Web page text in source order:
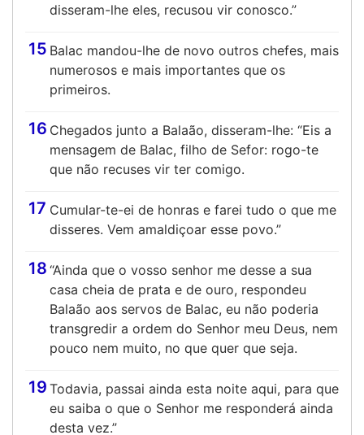
disseram-lhe eles, recusou vir conosco.”
15 Balac mandou-lhe de novo outros chefes, mais
numerosos e mais importantes que os
primeiros.
16 Chegados junto a Balaão, disseram-lhe: “Eis a
mensagem de Balac, filho de Sefor: rogo-te
que não recuses vir ter comigo.
17 Cumular-te-ei de honras e farei tudo o que me
disseres. Vem amaldiçoar esse povo.”
18 “Ainda que o vosso senhor me desse a sua
casa cheia de prata e de ouro, respondeu
Balaão aos servos de Balac, eu não poderia
transgredir a ordem do Senhor meu Deus, nem
pouco nem muito, no que quer que seja.
19 Todavia, passai ainda esta noite aqui, para que
eu saiba o que o Senhor me responderá ainda
desta vez.”